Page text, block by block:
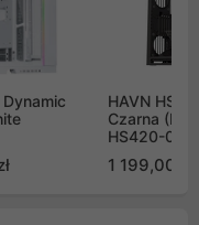
Dynamic
HAVN HS
Czarna
HS420-08)
1 199,00 zł